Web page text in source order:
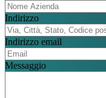
Indirizzo
Indirizzo email
Messaggio